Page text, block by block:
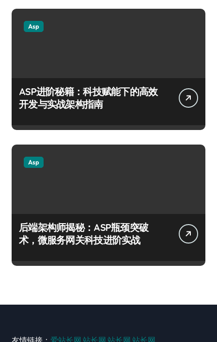
Asp
ASP进阶秘籍：科技赋能下的高效
开发与实战架构指南
Asp
后端架构师揭秘：ASP瓶颈突破
术，微服务网关科技进阶实战
友情链接： 爱站长网 站长网 站长网 站长网